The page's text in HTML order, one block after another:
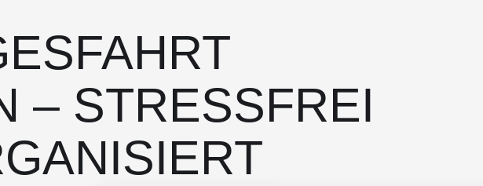
– STRESSFREI